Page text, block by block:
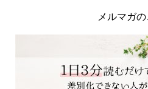
メルマガ